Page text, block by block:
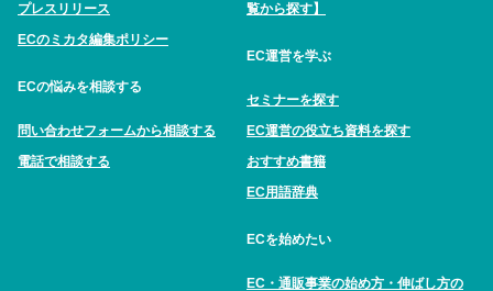
プレスリリース
ECのミカタ編集ポリシー
ECの悩みを相談する
問い合わせフォームから相談する
電話で相談する
覧から探す】
EC運営を学ぶ
セミナーを探す
EC運営の役立ち資料を探す
おすすめ書籍
EC用語辞典
ECを始めたい
EC・通販事業の始め方・伸ばし方の